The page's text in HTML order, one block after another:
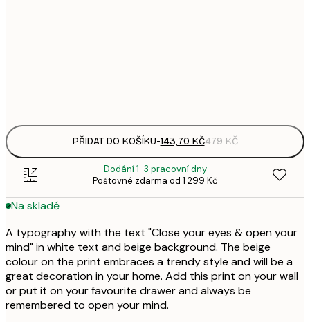
PŘIDAT DO KOŠÍKU-143,70 KČ479 KČ
Dodání 1-3 pracovní dny
Poštovné zdarma od 1 299 Kč
Na skladě
A typography with the text "Close your eyes & open your
mind" in white text and beige background. The beige
colour on the print embraces a trendy style and will be a
great decoration in your home. Add this print on your wall
or put it on your favourite drawer and always be
remembered to open your mind.